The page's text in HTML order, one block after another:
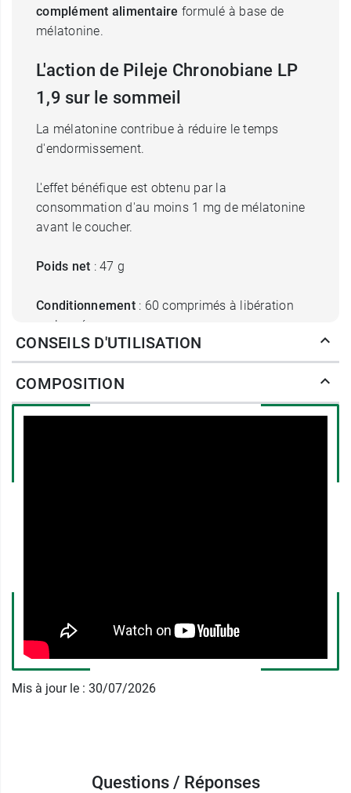
complément alimentaire formulé à base de
mélatonine.
L'action de Pileje Chronobiane LP
1,9 sur le sommeil
La mélatonine contribue à réduire le temps
d'endormissement.
L'effet bénéfique est obtenu par la
consommation d'au moins 1 mg de mélatonine
avant le coucher.
Poids net : 47 g
Conditionnement: 60 comprimés à libération
prolongée
PileJe propose égalementChronobiane Protect
LD 1,9mgassociant mélatonine, mélisse et zinc.
CONSEILS D'UTILISATION
COMPOSITION
Mis à jour le : 30/07/2026
Questions / Réponses